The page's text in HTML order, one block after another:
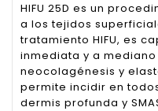
HIFU 25D es un
a los tejidos
tratamiento HIFU, es
inmediata y a
neocolagénesis y
permite incidir en
dermis profunda y